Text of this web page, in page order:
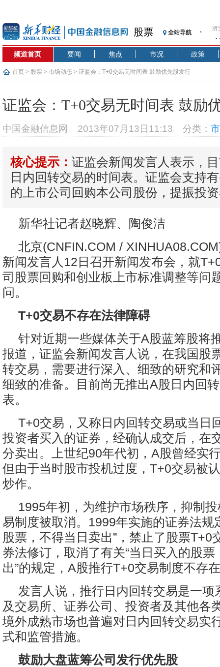
股票 全站导航
【
记
央
沥
济
频道首页 要闻 焦点 市况 政策
首页 > 股票 > 市场动态 > 证监会：T+0交易无时间表 鼓励优先股发行
证监会：T+0交易无时间表 鼓励
中国金融信息网 2013年07月13日11:13 分类：
核心提示： 证监会新闻发言人表示，
日内回转交易的时间表。证监会支持
的上市公司回购本公司股份，提振投
新华社记者赵晓辉、陶俊洁
北京(CNFIN.COM /
新闻发言人12日召开新闻发布会，就
司股票回购和创业板上市标准调整等问
问。
T+0交易不存在法律障碍
针对近期一些媒体关于A股蓝筹股将
报道，证监会新闻发言人说，在我国股
转交易，需要进行深入、细致的研究和
细致的准备。目前尚无推出A股日内回
表。
T+0交易，又称日内回转交易或当日
投资者买入的证券，经确认成交后，在
分卖出。上世纪90年代初，A股曾经实
但由于当时股市投机过度，T+0交易被
炒作。
1995年初，为维护市场秩序，抑制
易制度被取消。1999年实施的证券法规
股票，不得当日卖出”，禁止了股票T+0
券法修订，取消了有关“当日买入的股
出”的规定，A股推行T+0交易制度不存
发言人说，推行日内回转交易是一项
及交易所、证券公司、投资者及其他各
境外成熟市场也普遍对日内回转交易实
式和监管措施。
鼓励大盘蓝筹公司发行优先股